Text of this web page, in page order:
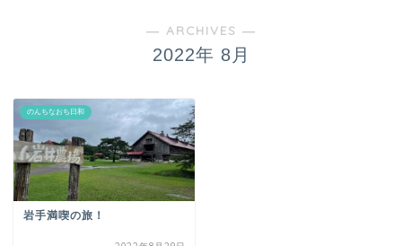
― ARCHIVES ―
2022年 8月
のんちなおち日和
岩手満喫の旅！